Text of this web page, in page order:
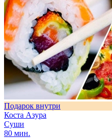
Подарок внутри
Коста Азура
Суши
80 мин.